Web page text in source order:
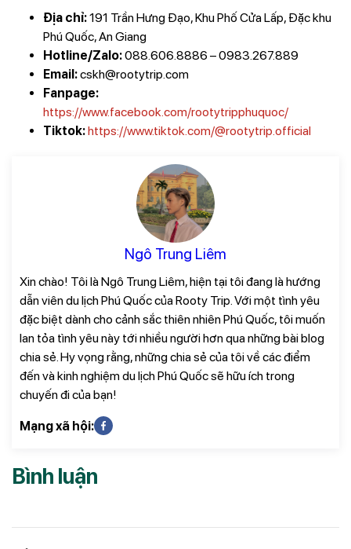
Địa chỉ:191 Trần Hưng Đạo, Khu Phố Cửa Lấp, Đặc khu
Phú Quốc, An Giang
Hotline/Zalo:088.606.8886 – 0983.267.889
Email:cskh@rootytrip.com
Fanpage:
https://www.facebook.com/rootytripphuquoc/
Tiktok:https://www.tiktok.com/@rootytrip.official
Ngô Trung Liêm
Xin chào! Tôi là Ngô Trung Liêm, hiện tại tôi đang là hướng
dẫn viên du lịch Phú Quốc của Rooty Trip. Với một tình yêu
đặc biệt dành cho cảnh sắc thiên nhiên Phú Quốc, tôi muốn
lan tỏa tình yêu này tới nhiều người hơn qua những bài blog
chia sẻ. Hy vọng rằng, những chia sẻ của tôi về các điểm
đến và kinh nghiệm du lịch Phú Quốc sẽ hữu ích trong
chuyến đi của bạn!
Mạng xã hội:
Bình luận